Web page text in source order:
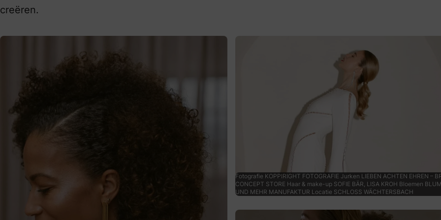
creëren.
Fotografie KOPPIRIGHT FOTOGRAFIE Jurken LIEBEN ACHTEN EHREN –
CONCEPT STORE Haar & make-up SOFIE BÄR, LISA KROH Bloemen
UND MEHR MANUFAKTUR Locatie SCHLOSS WÄCHTERSBACH